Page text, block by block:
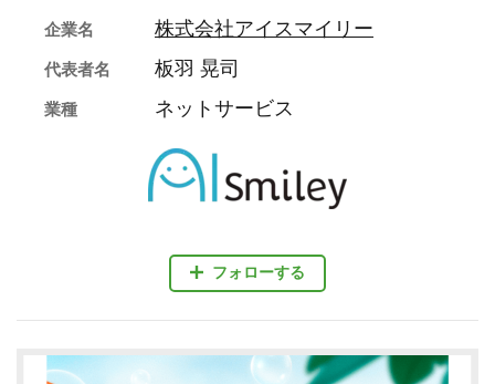
フォローする
企業名 株式会社アイスマイリー
代表者名 板羽 晃司
業種 ネットサービス